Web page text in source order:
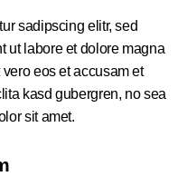
sadipscing elitr, sed
ut labore et dolore magna
eos et accusam et
kasd gubergren, no sea
sit amet.